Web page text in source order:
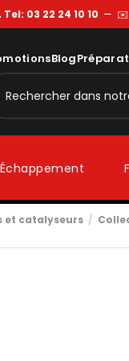
Tel: 03 22 24 10 10 — ✉️
Blog
Échappement
et catalyseurs